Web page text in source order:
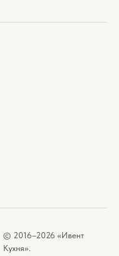
© 2016–2026 «Ивент
Кухня».